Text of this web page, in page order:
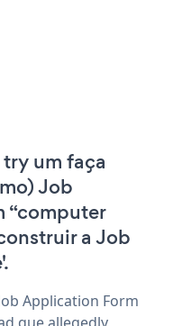
um faça
Job
“computer
a Job
Application Form